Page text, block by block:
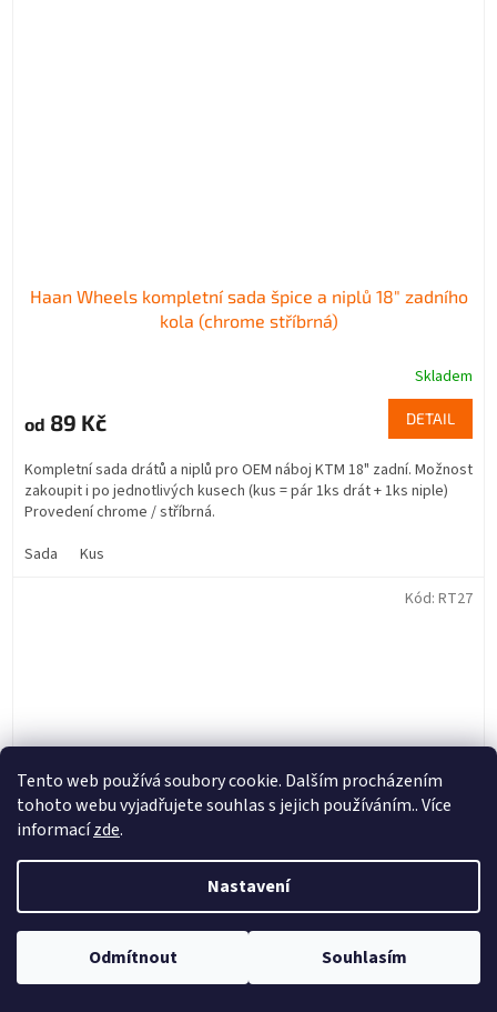
Tento web používá soubory cookie. Dalším procházením
tohoto webu vyjadřujete souhlas s jejich používáním.. Více
informacízde.
Nastavení
Odmítnout Souhlasím
Haan Wheels kompletní sada špice a niplů 18" zadního
kola (chrome stříbrná)
Skladem
od 89 Kč DETAIL
Kompletní sada drátů a niplů pro OEM náboj KTM 18" zadní. Možnost
zakoupit i po jednotlivých kusech (kus = pár 1ks drát + 1ks niple)
Provedení chrome / stříbrná.
Sada
Kus
TUBLISS náhradní páska 27mm zadní 18" a 19",
Kód: RT27